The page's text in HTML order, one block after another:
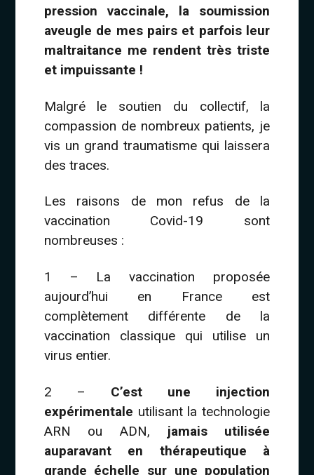
pression vaccinale, la soumission
aveugle de mes pairs et parfois leur
maltraitance me rendent très triste
et impuissante !
Malgré le soutien du collectif, la
compassion de nombreux patients, je
vis un grand traumatisme qui laissera
des traces.
Les raisons de mon refus de la
vaccination Covid-19 sont
nombreuses :
1 – La vaccination proposée
aujourd’hui en France est
complètement différente de la
vaccination classique qui utilise un
virus entier.
2 – C’est une injection
expérimentale utilisant la technologie
ARN ou ADN, jamais utilisée
auparavant en thérapeutique à
grande échelle sur une population